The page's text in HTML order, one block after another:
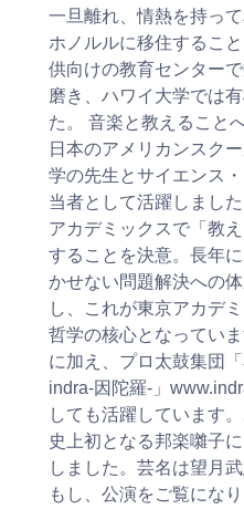
一旦離れ、情熱を持っ
ホノルルに移住するこ
供向けの教育センター
磨き、ハワイ大学では
た。 音楽と教えること
日本のアメリカンスク
学の先生とサイエンス
当者として活躍しまし
アカデミックスで「教
することを決意。長年
かせない問題解決への
し、これが東京アカデ
哲学の核心となってい
に加え、プロ太鼓集団
indra-因陀羅-」
しても活躍しています
史上初となる邦楽囃子
しました。芸名は望月
もし、公演をご覧にな